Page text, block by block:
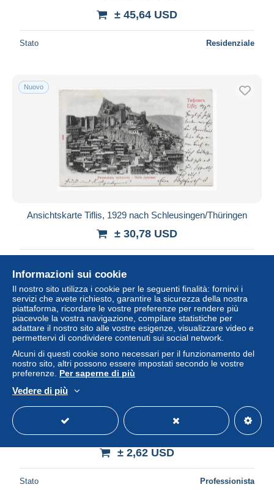
± 45,64 USD
Stato Residenziale
Nuovo
Ansichtskarte Tiflis, 1929 nach Schleusingen/Thüringen
± 30,78 USD
Nuovo
Georgia - 2007 Greater Spotted Eagle MNH__(TH-24789)
± 2,62 USD
Stato Professionista
Informazioni sui cookie
Il nostro sito utilizza i cookie per le seguenti finalità: fornirvi i
servizi che avete richiesto, garantire la sicurezza della nostra
piattaforma, ricordare le vostre preferenze per rendere più
piacevole la vostra navigazione, compilare statistiche per
adattare il nostro sito alle vostre esigenze, visualizzare video e
permettervi di condividere contenuti sui social network.
Alcuni di questi cookie sono necessari per il funzionamento del
nostro sito, altri possono essere impostati secondo le vostre
preferenze. Per saperne di più
Vedere di più